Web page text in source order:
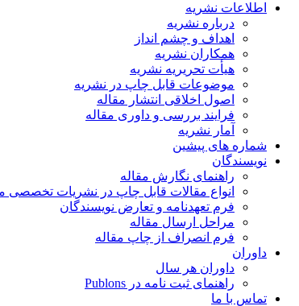
اطلاعات نشریه
درباره نشریه
اهداف و چشم انداز
همکاران نشریه
هیأت تحریریه نشریه
موضوعات قابل چاپ در نشریه
اصول اخلاقی انتشار مقاله
فرایند بررسی و داوری مقاله
آمار نشریه
شماره های پیشین
نویسندگان
راهنمای نگارش مقاله
انواع مقالات قابل چاپ در نشریات
فرم تعهدنامه و تعارض نویسندگان
مراحل ارسال مقاله
فرم انصراف از چاپ مقاله
داوران
داوران هر سال
راهنمای ثبت نامه در Publons
تماس با ما